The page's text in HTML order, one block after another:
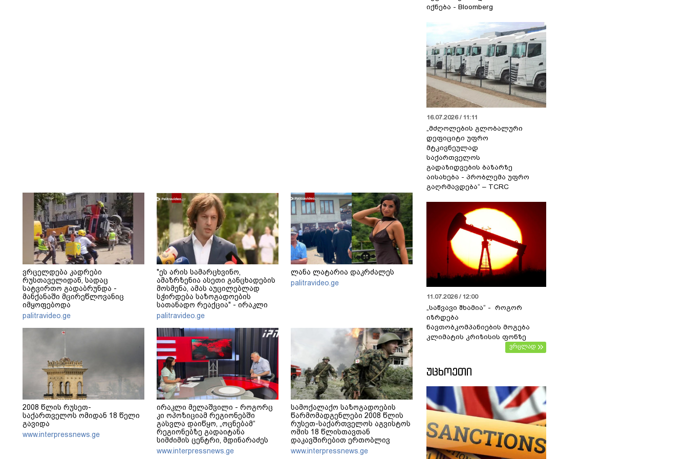
ვრცელდება კადრები
რუსთაველიდან, სადაც
სატვირთო გადაბრუნდა -
მანქანაში მცირეწლოვანიც
იმყოფებოდა
palitravideo.ge
"ეს არის სამარცხვინო,
ამაზრზენია ასეთი განცხადების
მოსმენა, ამას აუცილებლად
სჭირდება საზოგადოების
სათანადო რეაქცია" - ირაკლი
კობახიძე
palitravideo.ge
ლანა ლატარია დაკრძალეს
palitravideo.ge
2008 წლის რუსეთ-
საქართველოს ომიდან 18 წელი
გავიდა
www.interpressnews.ge
ირაკლი მელაშვილი - როგორც
კი ოპოზიციამ რეგიონებში
გასვლა დაიწყო, „ოცნებამ“
რეგიონებზე გადაიტანა
სიმძიმის ცენტრი, მდინარაძეს
პოლიტიკური ფუნქცია ექნება:
არჩევნებისთვის მოამზადოს
www.interpressnews.ge
სამოქალაქო საზოგადოების
წარმომადგენლები 2008 წლის
რუსეთ-საქართველოს აგვისტოს
ომის 18 წლისთავთან
დაკავშირებით ერთობლივ
განცხადებას ავრცელებენ
www.interpressnews.ge
იქნება - Bloomberg
16.07.2026 / 11:11
„მძღოლების გლობალური
დეფიციტი უფრო
მტკივნეულად
საქართველოს
გადაზიდვების ბაზარზე
აისახება - პრობლემა უფრო
გაღრმავდება“ – TCRC
11.07.2026 / 12:00
„საწვავი შხამია“ - როგორ
იზრდება
ნავთობკომპანიების მოგება
კლიმატის კრიზისის ფონზე
ვრცლად
ᲣᲪᲮᲝᲔᲗᲘ